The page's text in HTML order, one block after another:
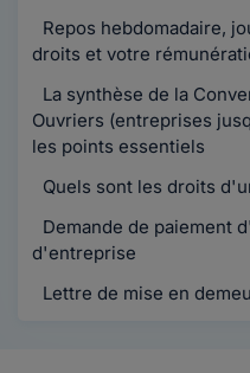
Repos hebdomadaire,
droits et votre
La synthèse de la
Ouvriers (entreprises
les points essentiels
Quels sont les droits
Demande de paiement
d'entreprise
Lettre de mise en